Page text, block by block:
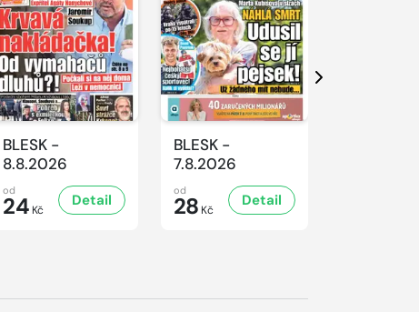
BLESK -
8.8.2026
od
24 Kč
Detail
BLESK -
7.8.2026
od
28 Kč
Detail
Další